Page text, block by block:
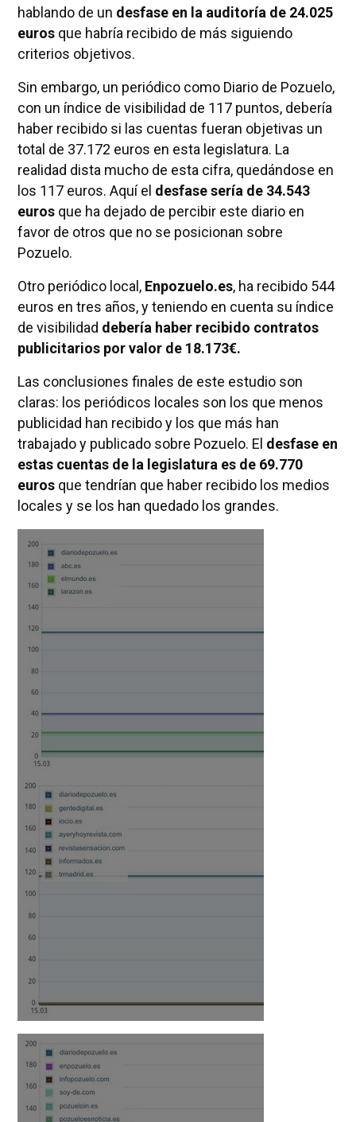
hablando de un desfase en la auditoría de 24.025
eurosque habría recibido de más siguiendo
criterios objetivos.
Sin embargo, un periódico como Diario de Pozuelo,
con un índice de visibilidad de 117 puntos, debería
haber recibido si las cuentas fueran objetivas un
total de 37.172 euros en esta legislatura. La
realidad dista mucho de esta cifra, quedándose en
los 117 euros. Aquí el desfase sería de 34.543
eurosque ha dejado de percibir este diario en
favor de otros que no se posicionan sobre
Pozuelo.
Otro periódico local, Enpozuelo.es, ha recibido 544
euros en tres años, y teniendo en cuenta su índice
de visibilidad debería haber recibido contratos
publicitarios por valor de 18.173€.
Las conclusiones finales de este estudio son
claras: los periódicos locales son los que menos
publicidad han recibido y los que más han
trabajado y publicado sobre Pozuelo. El desfase en
estas cuentas de la legislatura es de 69.770
eurosque tendrían que haber recibido los medios
locales y se los han quedado los grandes.